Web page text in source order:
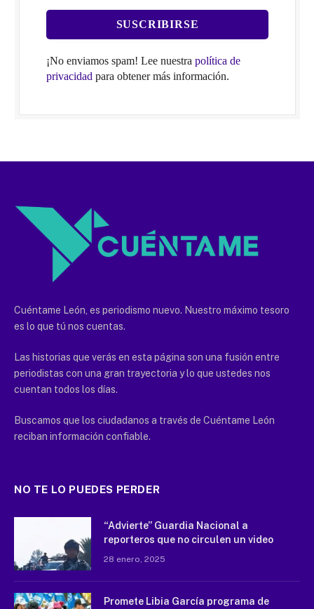
¡No enviamos spam! Lee nuestra política de
privacidad para obtener más información.
Cuéntame León, es periodismo nuevo. Nuestro máximo tesoro
es lo que tú nos cuentas.
Las historias que verás en esta página son una fusión entre
periodistas con una gran trayectoria y lo que ustedes nos
cuentan todos los días.
Buscamos que los ciudadanos a través de Cuéntame León
reciban información confiable.
NO TE LO PUEDES PERDER
“Advierte” Guardia Nacional a
reporteros que no circulen un video
28 enero, 2025
Promete Libia García programa de